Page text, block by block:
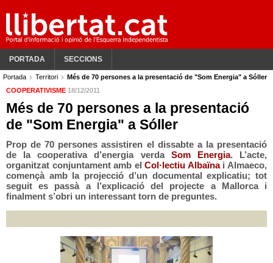
PORTADA SECCIONS
Portada Territori
Més de 70 persones a la presentació de "Som Energia" a Sóller
COOPERATIVISME 18/12/2011
Més de 70 persones a la presentació
de "Som Energia" a Sóller
Prop de 70 persones assistiren el dissabte a la presentació
de la cooperativa d’energia verda Som Energia. L’acte,
organitzat conjuntament amb elCol·lectiu Albaïnai Almaeco,
començà amb la projecció d’un documental explicatiu; tot
seguit es passà a l’explicació del projecte a Mallorca i
finalment s’obri un interessant torn de preguntes.